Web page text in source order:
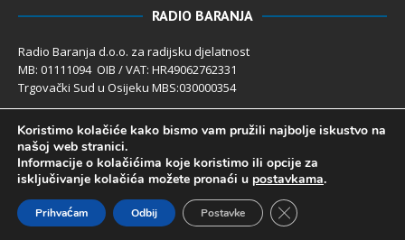
RADIO BARANJA
Radio Baranja d.o.o. za radijsku djelatnost
MB: 01111094 OIB / VAT: HR49062762331
Trgovački Sud u Osijeku MBS:030000354
Temeljni kapital 2.600,00 € uplaćen u cijelosti
Poslovni račun PBZ: 2340009-1100121402
IBAN: HR4123400091100121402
Uprava društva: Ivanka Rusan
Radio Baranja 1992- 2025 ©
Koristimo kolačiće kako bismo vam pružili najbolje iskustvo na
našoj web stranici.
Informacije o kolačićima koje koristimo ili opcije za
isključivanje kolačića možete pronaći u postavkama.
Prihvaćam Odbij Postavke Close GDPR Cookie